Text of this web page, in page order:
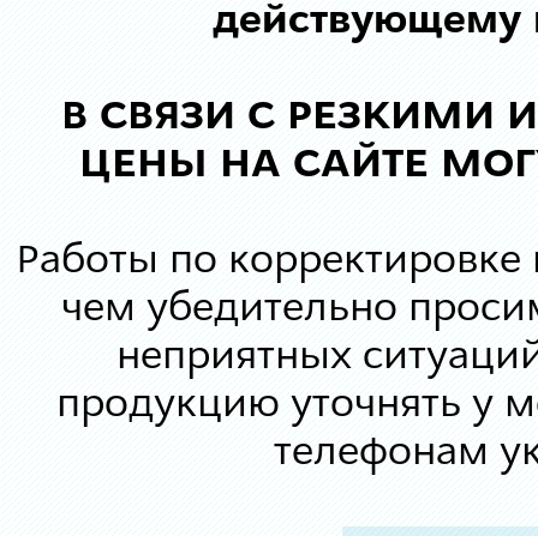
действующему
В СВЯЗИ С РЕЗКИМИ
ЦЕНЫ НА САЙТЕ
Работы по корректировке
чем убедительно
неприятных
продукцию уточнять у
телефонам